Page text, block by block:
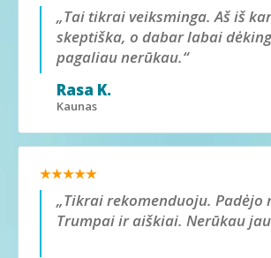
„Tai tikrai veiksminga. Aš iš
skeptiška, o dabar labai
pagaliau nerūkau.“
Rasa K.
Kaunas
★★★★★
„Tikrai rekomenduoju. Padėjo
Trumpai ir aiškiai. Nerūkau jau